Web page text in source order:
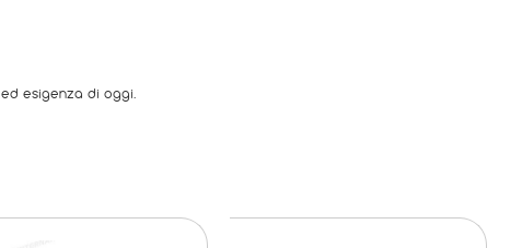
esigenza di oggi.